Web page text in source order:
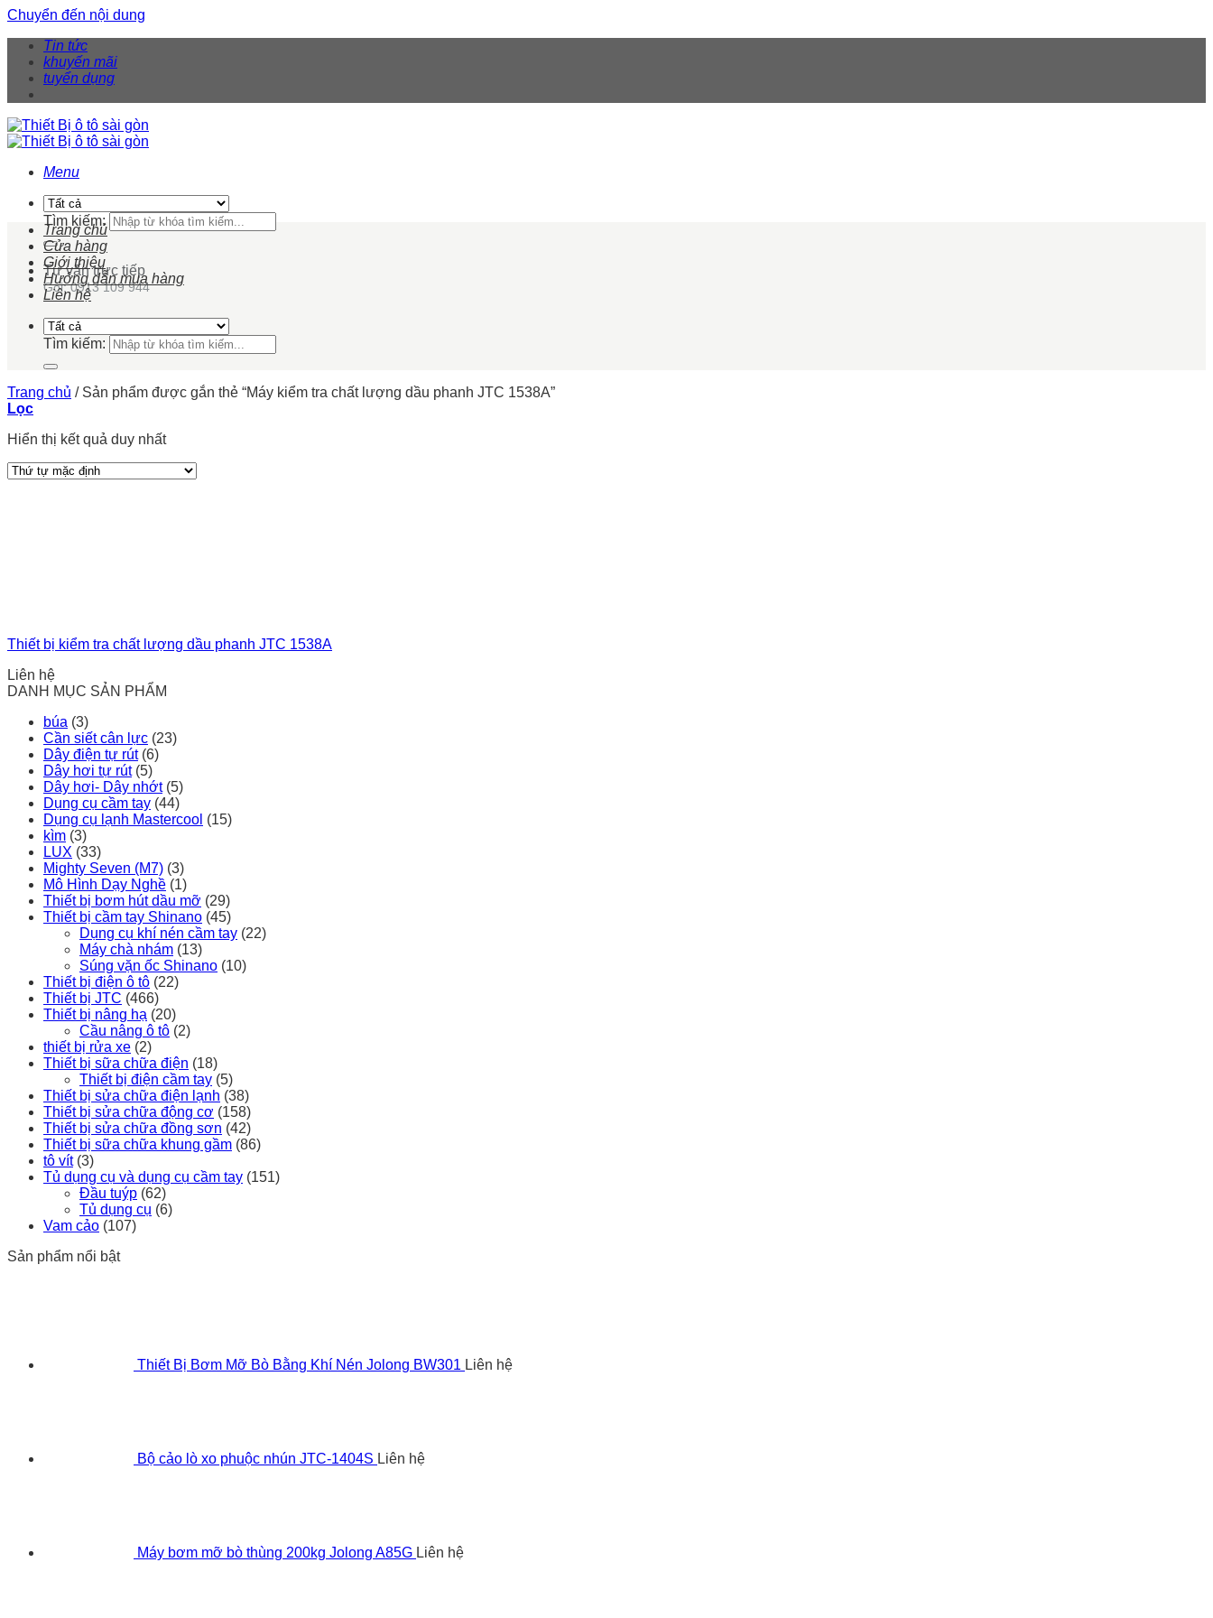
Chuyển đến nội dung
Tin tức
khuyến mãi
tuyển dụng
Menu
Tìm kiếm:
Tư vấn trực tiếp
Gọi: 0913 109 944
Trang chủ
Cửa hàng
Giới thiệu
Hướng dẫn mua hàng
Liên hệ
Tìm kiếm:
Trang chủ /Sản phẩm được gắn thẻ “Máy kiểm tra chất lượng dầu phanh JTC 1538A”
Lọc
Hiển thị kết quả duy nhất
Thiết bị kiểm tra chất lượng dầu phanh JTC 1538A
Liên hệ
DANH MỤC SẢN PHẨM
búa (3)
Cần siết cân lực (23)
Dây điện tự rút (6)
Dây hơi tự rút (5)
Dây hơi- Dây nhớt (5)
Dụng cụ cầm tay (44)
Dụng cụ lạnh Mastercool (15)
kìm (3)
LUX (33)
Mighty Seven (M7) (3)
Mô Hình Dạy Nghề (1)
Thiết bị bơm hút dầu mỡ (29)
Thiết bị cầm tay Shinano (45)
Dụng cụ khí nén cầm tay (22)
Máy chà nhám (13)
Súng vặn ốc Shinano (10)
Thiết bị điện ô tô (22)
Thiết bị JTC (466)
Thiết bị nâng hạ (20)
Cầu nâng ô tô (2)
thiết bị rửa xe (2)
Thiết bị sữa chữa điện (18)
Thiết bị điện cầm tay (5)
Thiết bị sửa chữa điện lạnh (38)
Thiết bị sửa chữa động cơ (158)
Thiết bị sửa chữa đồng sơn (42)
Thiết bị sữa chữa khung gầm (86)
tô vít (3)
Tủ dụng cụ và dụng cụ cầm tay (151)
Đầu tuýp (62)
Tủ dụng cụ (6)
Vam cảo (107)
Sản phẩm nổi bật
Thiết Bị Bơm Mỡ Bò Bằng Khí Nén Jolong BW301 Liên hệ
Bộ cảo lò xo phuộc nhún JTC-1404S Liên hệ
Máy bơm mỡ bò thùng 200kg Jolong A85G Liên hệ